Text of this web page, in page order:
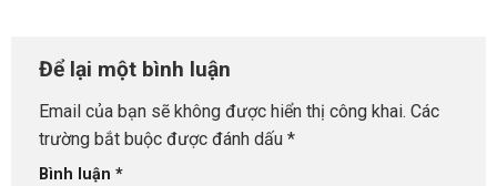
Để lại một bình luận
Email của bạn sẽ không được hiển thị công khai. Các
trường bắt buộc được đánh dấu *
Bình luận *